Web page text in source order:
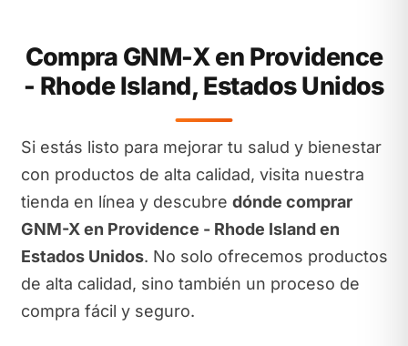
Compra GNM-X en Providence
- Rhode Island, Estados Unidos
Si estás listo para mejorar tu salud y bienestar
con productos de alta calidad, visita nuestra
tienda en línea y descubre dónde comprar
GNM-X en Providence - Rhode Island en
Estados Unidos. No solo ofrecemos productos
de alta calidad, sino también un proceso de
compra fácil y seguro.